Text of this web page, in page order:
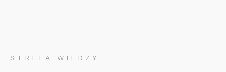
STREFA WIEDZY